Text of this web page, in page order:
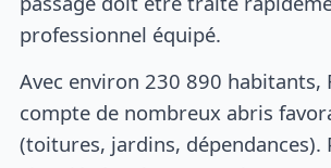
professionnel équipé.
Avec environ 230 890 habitants,
compte de nombreux abris
(toitures, jardins, dépendances).